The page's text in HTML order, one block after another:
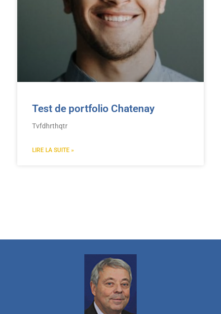
Test de portfolio Chatenay
Tvfdhrthqtr
LIRE LA SUITE »